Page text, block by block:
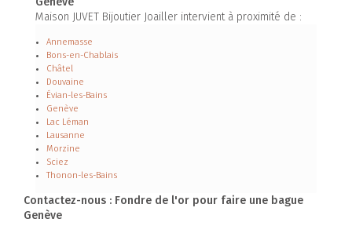
Maison JUVET Bijoutier Joailler intervient à proximité de :
Annemasse
Bons-en-Chablais
Châtel
Douvaine
Évian-les-Bains
Genève
Lac Léman
Lausanne
Morzine
Sciez
Thonon-les-Bains
Contactez-nous : Fondre de l'or pour faire une bague
Genève